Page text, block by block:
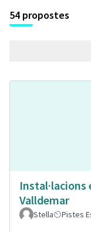
54 propostes
Instal·lacions
Valldemar
Stella Pistes